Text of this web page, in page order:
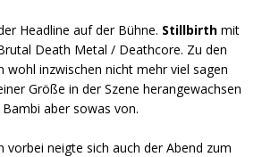
Headline auf der Bühne. Stillbirth mit
Death Metal / Deathcore. Zu den
wohl inzwischen nicht mehr viel sagen
Größe in der Szene herangewachsen
aber sowas von.
vorbei neigte sich auch der Abend zum